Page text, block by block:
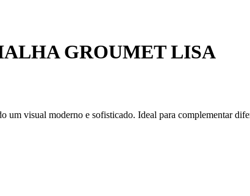
GROUMET LISA
um visual moderno e sofisticado. Ideal para complementar